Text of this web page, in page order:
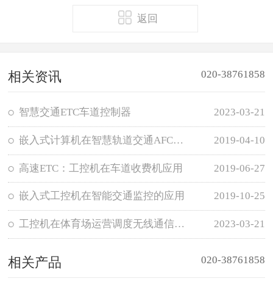
返回
相关资讯 020-38761858
智慧交通ETC车道控制器 2023-03-21
嵌入式计算机在智慧轨道交通AFC系统方案 2019-04-10
高速ETC：工控机在车道收费机应用 2019-06-27
嵌入式工控机在智能交通监控的应用 2019-10-25
工控机在体育场运营调度无线通信应用 2023-03-21
相关产品 020-38761858